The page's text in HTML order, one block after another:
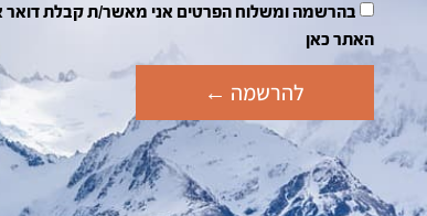
האתר כאן
להרשמה ←